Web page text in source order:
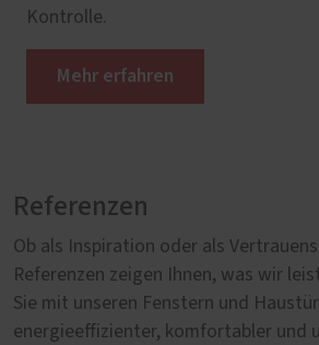
Kontrolle.
Mehr erfahren
Referenzen
Ob als Inspiration oder als
Referenzen zeigen Ihnen, was wir
Sie mit unseren Fenstern und
energieeffizienter, komfortabler und